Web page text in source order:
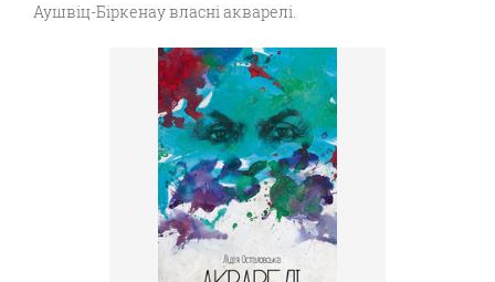
Аушвіц-Біркенау власні акварелі.